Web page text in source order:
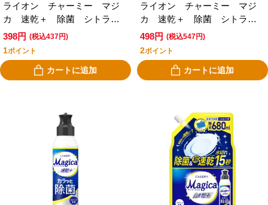
ライオン チャーミー マジ
カ 速乾＋ 除菌 シトラス
グリーンの香り つめかえ
特大 ６８０ｍｌ
398円 (税込437円)
1ポイント
カートに追加
ライオン チャーミー マジ
カ 速乾＋ 除菌 シトラス
グリーンの香り つめかえ超
特大１０００ｍｌ
498円 (税込547円)
2ポイント
カートに追加